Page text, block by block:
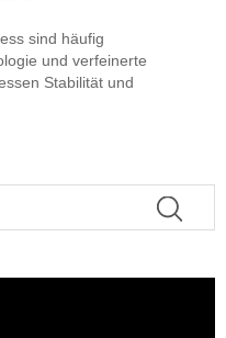
sind häufig
und verfeinerte
Stabilität und